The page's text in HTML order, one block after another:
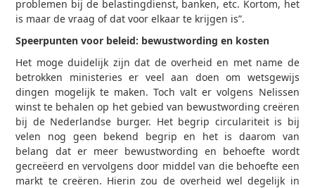
problemen bij de belastingdienst, banken, etc. Kortom, het
is maar de vraag of dat voor elkaar te krijgen is”.
Speerpunten voor beleid: bewustwording en kosten
Het moge duidelijk zijn dat de overheid en met name de
betrokken ministeries er veel aan doen om wetsgewijs
dingen mogelijk te maken. Toch valt er volgens Nelissen
winst te behalen op het gebied van bewustwording creëren
bij de Nederlandse burger. Het begrip circulariteit is bij
velen nog geen bekend begrip en het is daarom van
belang dat er meer bewustwording en behoefte wordt
gecreëerd en vervolgens door middel van die behoefte een
markt te creëren. Hierin zou de overheid wel degelijk in